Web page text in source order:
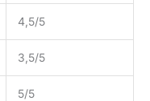
la vidéo
avant
Ce
d'installation
de fitness
simple,
4,5/5
3,5/5
5/5